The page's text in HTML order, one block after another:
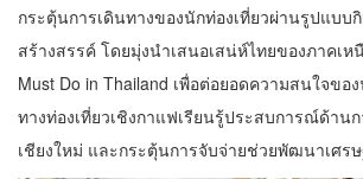
กระตุ้นการเดินทางของนักท่องเที่ยวผ่านรูปแบบ
สร้างสรรค์ โดยมุ่งนำเสนอเสน่ห์ไทยของภาคเ
Must Do in Thailand เพื่อต่อยอดความสนใจขอ
ทางท่องเที่ยวเชิงกาแฟเรียนรู้ประสบการณ์ด้าน
เชียงใหม่ และกระตุ้นการจับจ่ายช่วยพัฒนาเศร